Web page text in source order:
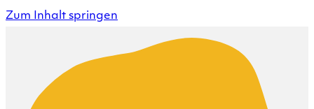
Zum Inhalt springen